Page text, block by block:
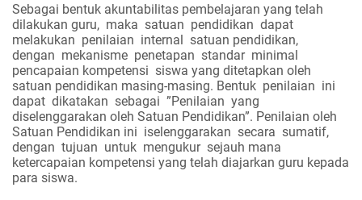
Sebagai bentuk akuntabilitas pembelajaran yang telah
dilakukan guru, maka satuan pendidikan dapat
melakukan penilaian internal satuan pendidikan,
dengan mekanisme penetapan standar minimal
pencapaian kompetensi siswa yang ditetapkan oleh
satuan pendidikan masing-masing. Bentuk penilaian ini
dapat dikatakan sebagai ”Penilaian yang
diselenggarakan oleh Satuan Pendidikan”. Penilaian oleh
Satuan Pendidikan ini iselenggarakan secara sumatif,
dengan tujuan untuk mengukur sejauh mana
ketercapaian kompetensi yang telah diajarkan guru kepada
para siswa.